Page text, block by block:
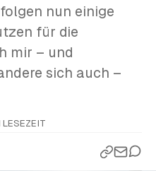
nun einige
für die
mir – und
sich auch –
LESEZEIT